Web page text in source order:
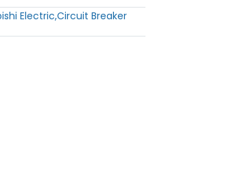
Electric,Circuit Breaker